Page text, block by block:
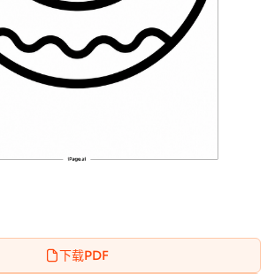
下载PDF